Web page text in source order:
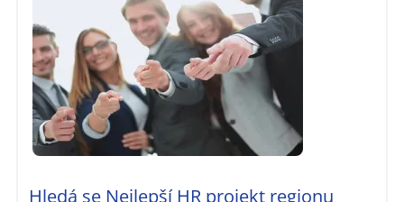
Hledá se Nejlepší HR projekt regionu